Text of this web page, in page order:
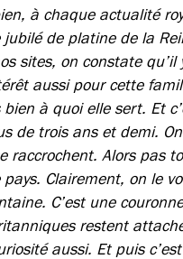
à chaque actualité
jubilé de platine de la
sites, on constate
aussi pour cette
à quoi elle sert. Et
de trois ans et demi.
raccrochent. Alors pas
Clairement, on le
C’est une
restent
aussi. Et puis